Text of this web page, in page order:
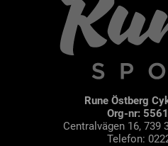
Rune Östberg
Org-nr:
Centralvägen 16, 739
Telefon: